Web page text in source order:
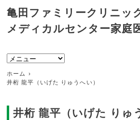
亀田ファミリークリニッ
メディカルセンター家庭
ホーム
井桁 龍平（いげた りゅうへい）
井桁 龍平（いげた りゅ